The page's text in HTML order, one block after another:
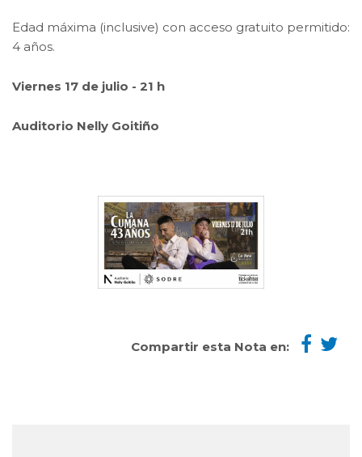
Edad máxima (inclusive) con acceso gratuito permitido:
4 años.
Viernes 17 de julio - 21 h
Auditorio Nelly Goitiño
Compartir esta Nota en: